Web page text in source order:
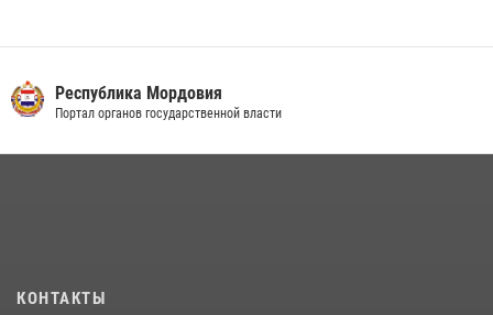
обеспечили безопасность на футбольных мероприятиях: от
регионального турнира до Суперкубка России
содействии сотрудников Росгвардии
Республика Мордовия
Портал органов государственной власти
КОНТАКТЫ